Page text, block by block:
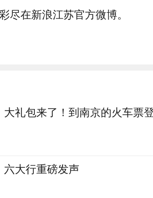
尽在新浪江苏官方微博。
大礼包来了！到南京的火车票
六大行重磅发声